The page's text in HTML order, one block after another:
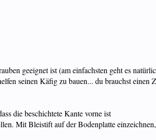
geeignet ist (am einfachsten geht es
seinen Käfig zu bauen... du brauchst einen
die beschichtete Kante vorne ist
Mit Bleistift auf der Bodenplatte